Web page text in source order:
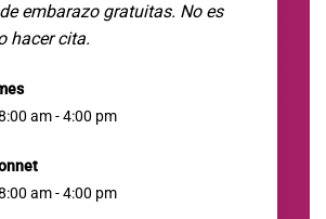
embarazo gratuitas. No es
hacer cita.
am - 4:00 pm
am - 4:00 pm